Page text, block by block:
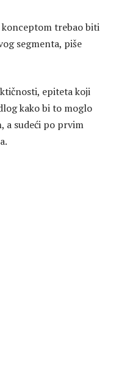
trebao biti
segmenta, piše
epiteta koji
kako bi to moglo
a sudeći po prvim